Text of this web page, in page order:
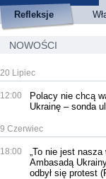
Refleksje
NOWOŚCI
20 Lipiec
12:00
Polacy nie chcą
Ukrainę – sonda
9 Czerwiec
18:00
„To nie jest nasza
Ambasadą
odbył się protest